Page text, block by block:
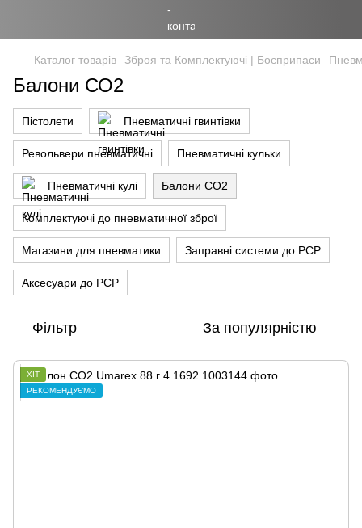
Каталог товарів Зброя та Комплектуючі | Боєприпаси
Балони СО2
Пістолети Пневматичні гвинтівки
Револьвери пневматичні Пневматичні кульки
Пневматичні кулі Балони СО2
Комплектуючі до пневматичної зброї
Магазини для пневматики Заправні системи до PCP
Аксесуари до РСР
Фільтр За популярністю
ХІТ
РЕКОМЕНДУЄМО